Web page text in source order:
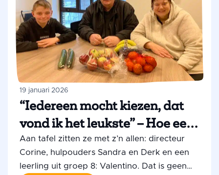
hebben.”
19 januari 2026
“Iedereen mocht kiezen, dat
vond ik het leukste” – Hoe een
kleine school in Coevorden het
helemaal samen doet
Aan tafel zitten ze met z’n allen: directeur
Corine, hulpouders Sandra en Derk en een
leerling uit groep 8: Valentino. Dat is geen